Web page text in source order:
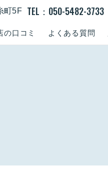
の口コミ よくある質問
町5F TEL：050-5482-3733